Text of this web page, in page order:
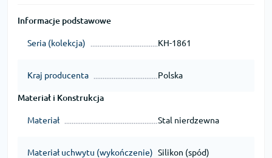
Informacje podstawowe
Seria (kolekcja) KH-1861
Kraj producenta Polska
Materiał i Konstrukcja
Materiał Stal nierdzewna
Materiał uchwytu (wykończenie) Silikon (spód)